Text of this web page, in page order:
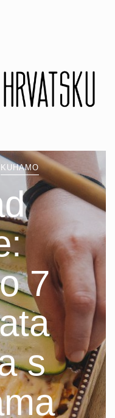
KUHAMO
7
s